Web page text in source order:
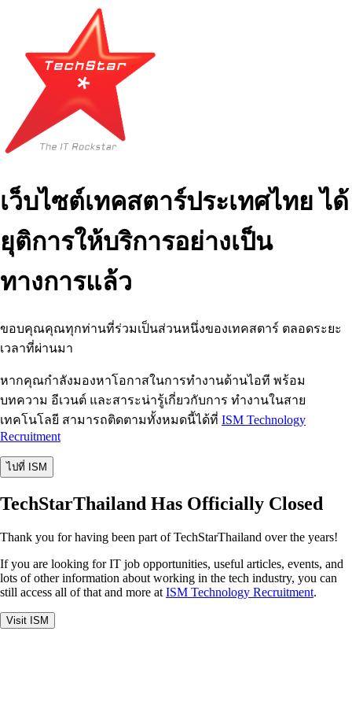
เว็บไซต์เทคสตาร์ประเทศไทย ได้
ยุติการให้บริการอย่างเป็น
ทางการแล้ว
ขอบคุณคุณทุกท่านที่ร่วมเป็นส่วนหนึ่งของเทคสตาร์ ตลอดระยะ
เวลาที่ผ่านมา
หากคุณกำลังมองหาโอกาสในการทำงานด้านไอที พร้อม
บทความ อีเวนต์ และสาระน่ารู้เกี่ยวกับการ ทำงานในสาย
เทคโนโลยี สามารถติดตามทั้งหมดนี้ได้ที่ ISM Technology
Recruitment
ไปที่ ISM
TechStarThailand Has Officially Closed
Thank you for having been part of TechStarThailand over the years!
If you are looking for IT job opportunities, useful articles, events, and
lots of other information about working in the tech industry, you can
still access all of that and more at ISM Technology Recruitment.
Visit ISM